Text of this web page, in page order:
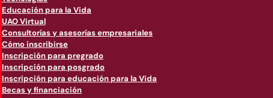
Educación para la Vida
UAO Virtual
Consultorías y asesorías empresariales
Cómo inscribirse
Inscripción para pregrado
Inscripción para posgrado
Inscripción para educación para la Vida
Becas y financiación